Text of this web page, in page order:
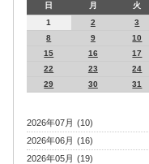
日 月 火
1
2 3
8
9 10
15
16 17
22
23 24
29
30 31
2026年07月 (10)
2026年06月 (16)
2026年05月 (19)